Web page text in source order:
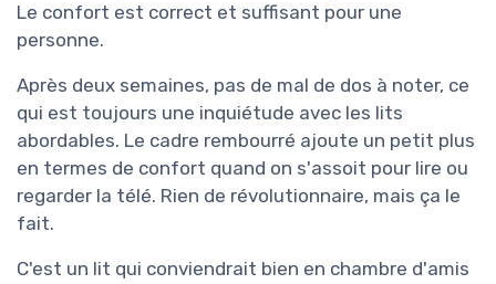
Le confort est correct et suffisant pour une
personne.
Après deux semaines, pas de mal de dos à noter, ce
qui est toujours une inquiétude avec les lits
abordables. Le cadre rembourré ajoute un petit plus
en termes de confort quand on s'assoit pour lire ou
regarder la télé. Rien de révolutionnaire, mais ça le
fait.
C'est un lit qui conviendrait bien en chambre d'amis